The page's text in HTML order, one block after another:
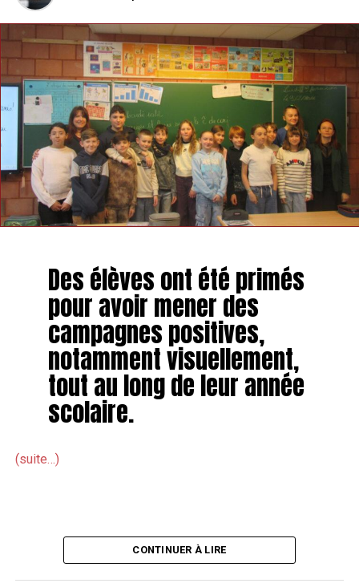
Des élèves ont été primés
pour avoir mener des
campagnes positives,
notamment visuellement,
tout au long de leur année
scolaire.
(suite…)
CONTINUER À LIRE